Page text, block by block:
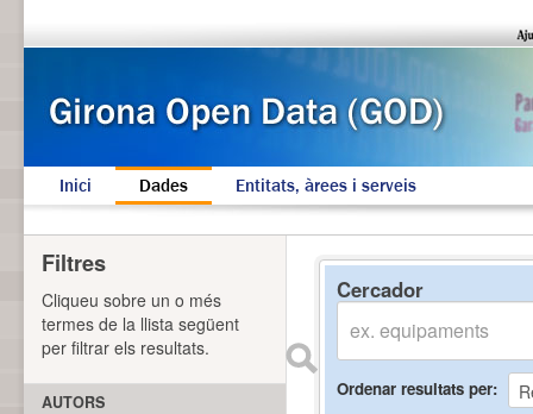
Inici Dades Entitats, àrees i serveis
Cercador
Ordenar resultats per
Filtres
Cliqueu sobre un o més
termes de la llista següent
per filtrar els resultats.
AUTORS